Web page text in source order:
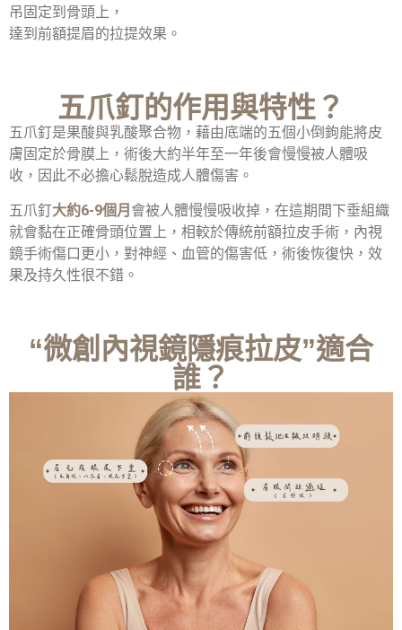
吊固定到骨頭上，
達到前額提眉的拉提效果。
五爪釘的作用與特性？
五爪釘是果酸與乳酸聚合物，藉由底端的五個小倒鉤能將皮
膚固定於骨膜上，術後大約半年至一年後會慢慢被人體吸
收，因此不必擔心鬆脫造成人體傷害。
五爪釘大約6-9個月 會被人體慢慢吸收掉，在這期間下垂組織
就會黏在正確骨頭位置上，相較於傳統前額拉皮手術，內視
鏡手術傷口更小，對神經、血管的傷害低，術後恢復快，效
果及持久性很不錯。
“微創內視鏡隱痕拉皮”適合
誰？